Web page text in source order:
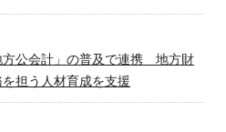
方公会計」の普及で連携 地方財
担う人材育成を支援